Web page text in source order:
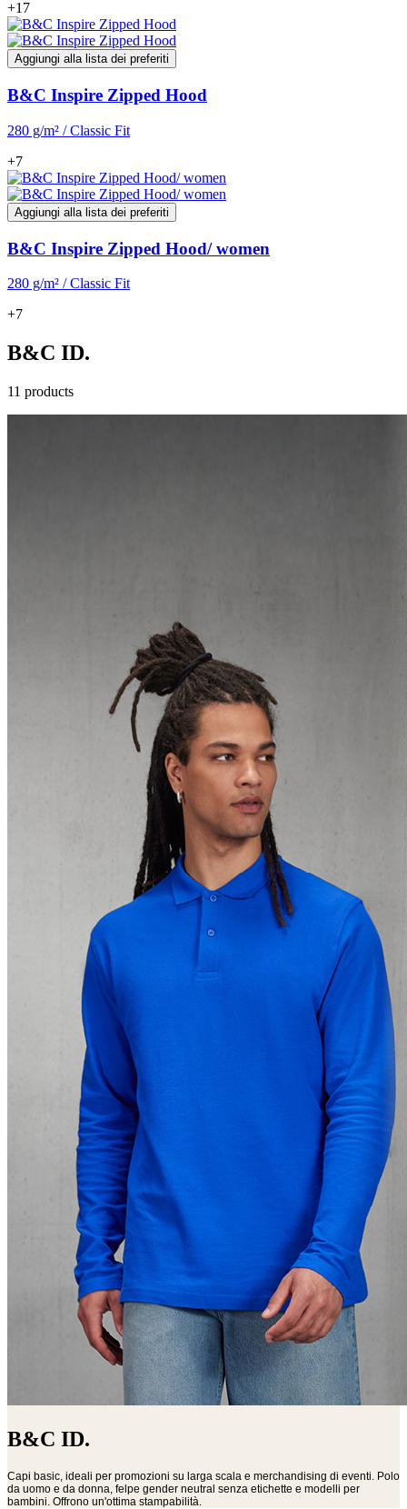
+17
Aggiungi alla lista dei preferiti
B&C Inspire Zipped Hood
280 g/m² / Classic Fit
+7
Aggiungi alla lista dei preferiti
B&C Inspire Zipped Hood/ women
280 g/m² / Classic Fit
+7
B&C ID.
11 products
B&C ID.
Capi basic, ideali per promozioni su larga scala e merchandising di eventi. Polo
da uomo e da donna, felpe gender neutral senza etichette e modelli per
bambini. Offrono un'ottima stampabilità.